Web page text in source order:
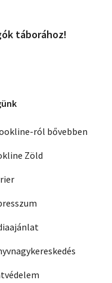
táborához!
ról bővebben
Zöld